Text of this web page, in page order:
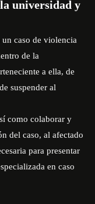
universidad y
caso de violencia
de la
a ella, de
suspender al
como colaborar y
del caso, al afectado
para presentar
en caso